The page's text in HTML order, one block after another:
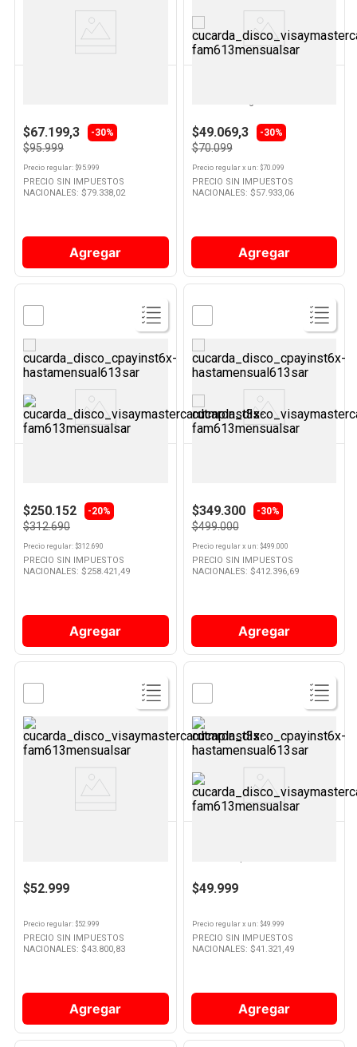
Ver
Producto
$67.199,3 -30%
$95.999
Precio regular: $95.999
PRECIO SIN IMPUESTOS
NACIONALES: $79.338,02
Agregar
Ver
Producto
$49.069,3 -30%
$70.099
Precio regularx un: $70.099
PRECIO SIN IMPUESTOS
NACIONALES: $57.933,06
Agregar
Ver
Producto
$250.152 -20%
$312.690
Precio regular: $312.690
PRECIO SIN IMPUESTOS
NACIONALES: $258.421,49
Agregar
Ver
Producto
$349.300 -30%
$499.000
Precio regularx un: $499.000
PRECIO SIN IMPUESTOS
NACIONALES: $412.396,69
Agregar
Producto
$52.999
Precio regular: $52.999
PRECIO SIN IMPUESTOS
NACIONALES: $43.800,83
Agregar
Producto
$49.999
Precio regularx un: $49.999
PRECIO SIN IMPUESTOS
NACIONALES: $41.321,49
Agregar